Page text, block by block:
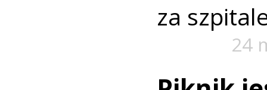
za
24